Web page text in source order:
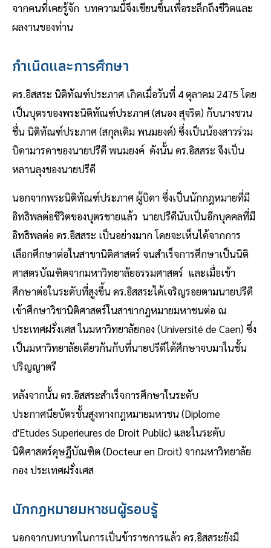
จากคนที่เคยรู้จัก บทความนี้จึงเขียนขึ้นเพื่อระลึกถึงชีวิตและ
ผลงานของท่าน
กำเนิดและการศึกษา
ดร.อิสสระ นิติทัณฑ์ประภาศ เกิดเมื่อวันที่ 4 ตุลาคม 2475 โดย
เป็นบุตรของพระนิติทัณฑ์ประภาศ (สนอง สุจริต) กับนางชวน
ชื่น นิติทัณฑ์ประภาศ (สกุลเดิม พนมยงค์) ซึ่งเป็นน้องสาวร่วม
บิดามารดาของนายปรีดี พนมยงค์ ดังนั้น ดร.อิสสระ จึงเป็น
หลานลุงของนายปรีดี
นอกจากพระนิติทัณฑ์ประภาศ ผู้บิดา ซึ่งเป็นนักกฎหมายที่มี
อิทธิพลต่อชีวิตของบุตรชายแล้ว นายปรีดีนับเป็นอีกบุคคลที่มี
อิทธิพลต่อ ดร.อิสสระ เป็นอย่างมาก โดยจะเห็นได้จากการ
เลือกศึกษาต่อในสาขานิติศาสตร์ จนสำเร็จการศึกษาเป็นนิติ
ศาสตรบัณฑิตจากมหาวิทยาลัยธรรมศาสตร์ และเมื่อเข้า
ศึกษาต่อในระดับที่สูงขึ้น ดร.อิสสระได้เจริญรอยตามนายปรีดี
เข้าศึกษาวิชานิติศาสตร์ในสาขากฎหมายมหาชนต่อ ณ
ประเทศฝรั่งเศส ในมหาวิทยาลัยกอง (Université de Caen) ซึ่ง
เป็นมหาวิทยาลัยเดียวกันกับที่นายปรีดีได้ศึกษาจบมาในชั้น
ปริญญาตรี
หลังจากนั้น ดร.อิสสระสำเร็จการศึกษาในระดับ
ประกาศนียบัตรชั้นสูงทางกฎหมายมหาชน (Diplome
d'Etudes Superieures de Droit Public) และในระดับ
นิติศาสตร์ดุษฎีบัณฑิต (Docteur en Droit) จากมหาวิทยาลัย
กอง ประเทศฝรั่งเศส
นักกฎหมายมหาชนผู้รอบรู้
นอกจากบทบาทในการเป็นข้าราชการแล้ว ดร.อิสสระยังมี